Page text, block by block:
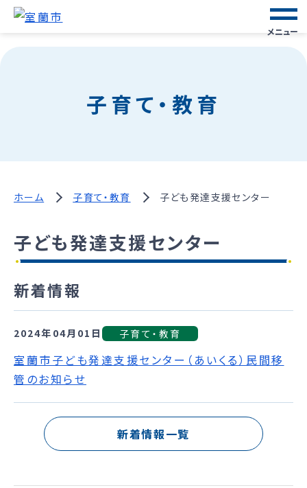
メニュー
子育て・教育
ホーム 子育て・教育 子ども発達支援センター
子ども発達支援センター
新着情報
2024年04月01日 子育て・教育
室蘭市子ども発達支援センター（あいくる）民間移
管のお知らせ
新着情報一覧